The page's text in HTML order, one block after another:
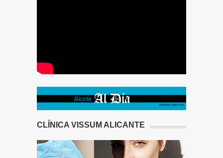
CLÍNICA VISSUM ALICANTE